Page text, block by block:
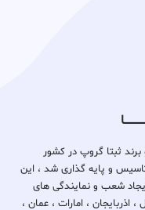
1381 تحت نام و برند ثبتا گروپ در کشور
و پایه گذاری شد ، این
شعب و نمایندگی های
اذربایجان ، امارات ، عمان ،